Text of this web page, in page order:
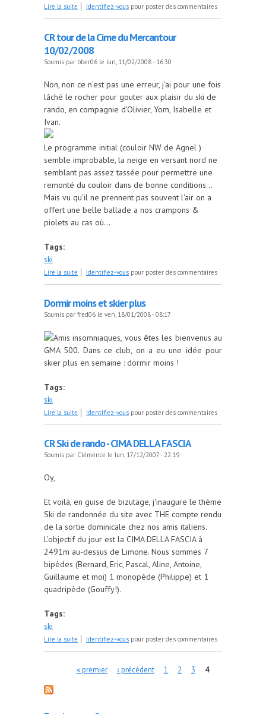
Lire la suite de Cr ski de randonnée samedi 16 fevrier
Identifiez-vous pour poster des commentaires
CR tour de la Cime du Mercantour
10/02/2008
Soumis par bber06 le lun, 11/02/2008 - 16:30
Non, non ce n'est pas une erreur, j'ai pour une fois
lâché le rocher pour gouter aux plaisir du ski de
rando, en compagnie d'Olivier, Yom, Isabelle et
Ivan.
Le programme initial (couloir NW de Agnel )
semble improbable, la neige en versant nord ne
semblant pas assez tassée pour permettre une
remonté du couloir dans de bonne conditions...
Mais vu qu'il ne prennent pas souvent l'air on a
offert une belle ballade a nos crampons &
piolets au cas où...
Tags:
ski
Lire la suite de CR tour de la Cime du Mercantour 10/02/2008
Identifiez-vous pour poster des commentaires
Dormir moins et skier plus
Soumis par fred06 le ven, 18/01/2008 - 08:17
Amis insomniaques, vous êtes les bienvenus au
GMA 500. Dans ce club, on a eu une idée pour
skier plus en semaine : dormir moins !
Tags:
ski
Lire la suite de Dormir moins et skier plus
Identifiez-vous pour poster des commentaires
CR Ski de rando - CIMA DELLA FASCIA
Soumis par Clémence le lun, 17/12/2007 - 22:19
Oy,
Et voilà, en guise de bizutage, j'inaugure le thème
Ski de randonnée du site avec THE compte rendu
de la sortie dominicale chez nos amis italiens.
L'objectif du jour est la CIMA DELLA FASCIA à
2491m au-dessus de Limone. Nous sommes 7
bipèdes (Bernard, Eric, Pascal, Aline, Antoine,
Guillaume et moi) 1 monopède (Philippe) et 1
quadripède (Gouffy!).
Tags:
ski
Lire la suite de CR Ski de rando - CIMA DELLA FASCIA
Identifiez-vous pour poster des commentaires
« premier ‹ précédent 1 2 3 4